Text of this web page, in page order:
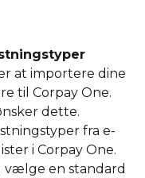
at importere dine
til Corpay One.
dette.
fra e-
i Corpay One.
vælge en standard